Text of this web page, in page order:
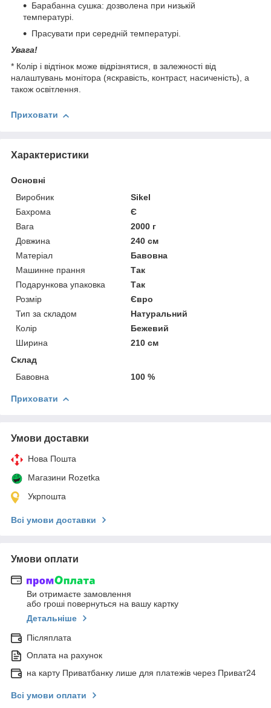
Барабанна сушка: дозволена при низькій
температурі.
Прасувати при середній температурі.
Увага!
* Колір і відтінок може відрізнятися, в залежності від
налаштувань монітора (яскравість, контраст, насиченість), а
також освітлення.
Приховати
Характеристики
Основні
Виробник
Sikel
Бахрома
Є
Вага
2000 г
Довжина
240 см
Матеріал
Бавовна
Машинне прання
Так
Подарункова упаковка
Так
Розмір
Євро
Тип за складом
Натуральний
Колір
Бежевий
Ширина
210 см
Склад
Бавовна
100 %
Приховати
Умови доставки
Нова Пошта
Магазини Rozetka
Укрпошта
Всі умови доставки
Умови оплати
Ви отримаєте замовлення
або гроші повернуться на вашу картку
Детальніше
Післяплата
Оплата на рахунок
на карту Приватбанку лише для платежів через Приват24
Всі умови оплати